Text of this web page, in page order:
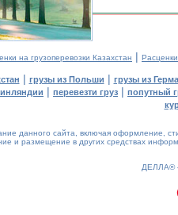
на грузоперевозки Казахстан |
| грузы из Польши | грузы из
| перевезти груз | попутный
данного сайта, включая оформление,
и размещение в других средствах